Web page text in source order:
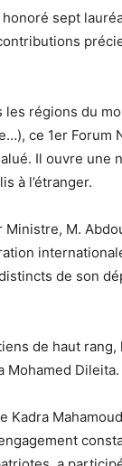
sept
régions du
ce 1er Forum
Il ouvre une
à l’étranger.
M.
de son
de haut
Mohamed Dileita.
Kadra